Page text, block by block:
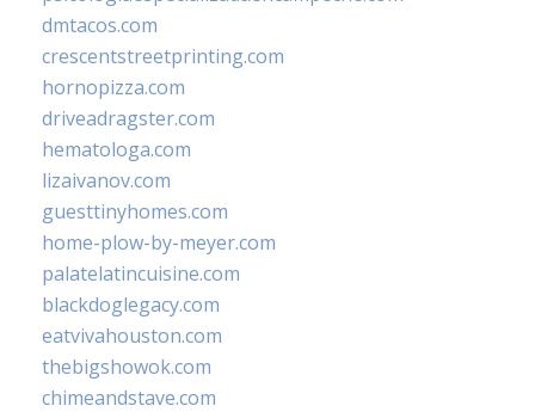
dmtacos.com
crescentstreetprinting.com
hornopizza.com
driveadragster.com
hematologa.com
lizaivanov.com
guesttinyhomes.com
home-plow-by-meyer.com
palatelatincuisine.com
blackdoglegacy.com
eatvivahouston.com
thebigshowok.com
chimeandstave.com